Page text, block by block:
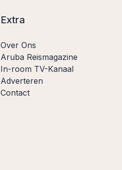
Extra
Over Ons
Aruba Reismagazine
In-room TV-Kanaal
Adverteren
Contact